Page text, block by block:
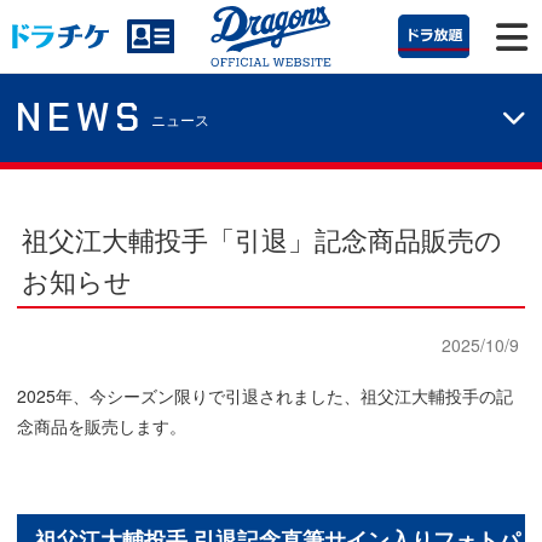
NEWS ニュース
祖父江大輔投手「引退」記念商品販売の
お知らせ
2025/10/9
2025年、今シーズン限りで引退されました、祖父江大輔投手の記
念商品を販売します。